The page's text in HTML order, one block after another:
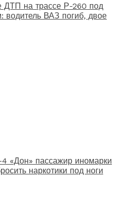
ДТП на трассе Р-260 под
водитель ВАЗ погиб, двое
«Дон» пассажир иномарки
наркотики под ноги